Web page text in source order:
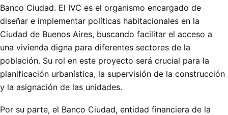
Banco Ciudad. El IVC es el organismo encargado de
diseñar e implementar políticas habitacionales en la
Ciudad de Buenos Aires, buscando facilitar el acceso a
una vivienda digna para diferentes sectores de la
población. Su rol en este proyecto será crucial para la
planificación urbanística, la supervisión de la construcción
y la asignación de las unidades.
Por su parte, el Banco Ciudad, entidad financiera de la